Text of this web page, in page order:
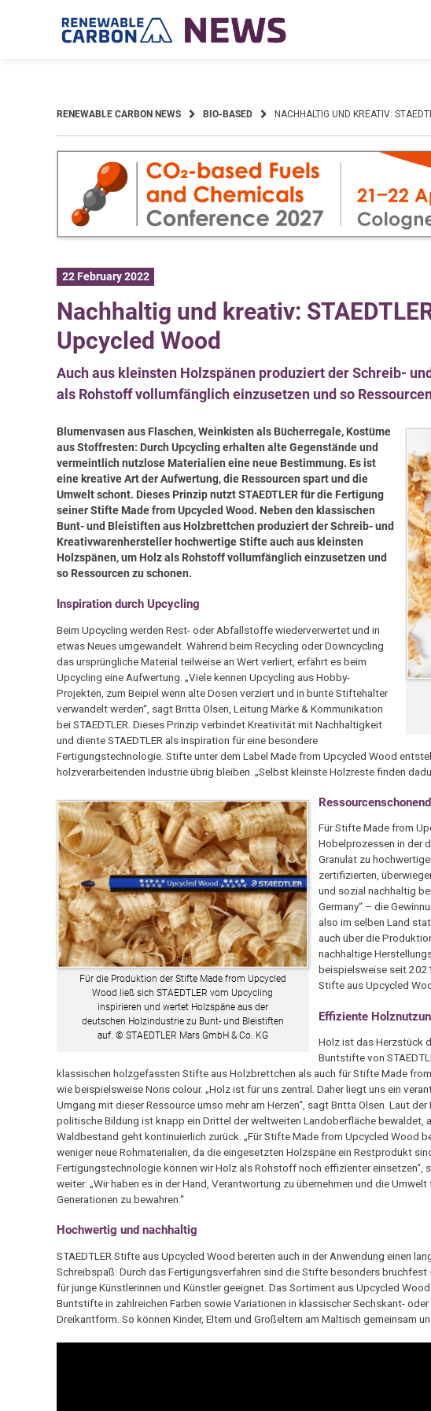
RENEWABLE CARBON NEWS BIO-BASED NACHHALTIG UND KREATIV:
22 February 2022
Nachhaltig und kreativ:
Upcycled Wood
Auch aus kleinsten Holzspänen produziert der Schreib-
als Rohstoff vollumfänglich einzusetzen und so
Blumenvasen aus Flaschen, Weinkisten als Bücherregale, Kostüme
aus Stoffresten: Durch Upcycling erhalten alte Gegenstände und
vermeintlich nutzlose Materialien eine neue Bestimmung. Es ist
eine kreative Art der Aufwertung, die Ressourcen spart und die
Umwelt schont. Dieses Prinzip nutzt STAEDTLER für die Fertigung
seiner Stifte Made from Upcycled Wood. Neben den klassischen
Bunt- und Bleistiften aus Holzbrettchen produziert der Schreib- und
Kreativwarenhersteller hochwertige Stifte auch aus kleinsten
Holzspänen, um Holz als Rohstoff vollumfänglich einzusetzen und
so Ressourcen zu schonen.
Inspiration durch Upcycling
Beim Upcycling werden Rest- oder Abfallstoffe wiederverwertet und in
etwas Neues umgewandelt. Während beim Recycling oder Downcycling
das ursprüngliche Material teilweise an Wert verliert, erfährt es beim
Upcycling eine Aufwertung. „Viele kennen Upcycling aus Hobby-
Projekten, zum Beipiel wenn alte Dosen verziert und in bunte Stiftehalter
verwandelt werden“, sagt Britta Olsen, Leitung Marke & Kommunikation
bei STAEDTLER. Dieses Prinzip verbindet Kreativität mit Nachhaltigkeit
und diente STAEDTLER als Inspiration für eine besondere
Fertigungstechnologie. Stifte unter dem Label Made from Upcycled Wood
holzverarbeitenden Industrie übrig bleiben. „Selbst kleinste Holzreste finden
Für die Produktion der Stifte Made from Upcycled
Wood ließ sich STAEDTLER vom Upcycling
inspirieren und wertet Holzspäne aus der
deutschen Holzindustrie zu Bunt- und Bleistiften
auf. © STAEDTLER Mars GmbH & Co. KG
Für Stifte Made from
Hobelprozessen in der
Granulat zu
zertifizierten,
und sozial nachhaltig
Germany“ – die
also im selben Land
auch über die
nachhaltige
beispielsweise seit
Stifte aus Upcycled
Effiziente
Holz ist das Herzstück
Buntstifte von
klassischen holzgefassten Stifte aus Holzbrettchen als auch für Stifte Made
wie beispielsweise Noris colour. „Holz ist für uns zentral. Daher liegt uns ein
Umgang mit dieser Ressource umso mehr am Herzen“, sagt Britta Olsen. Laut
politische Bildung ist knapp ein Drittel der weltweiten Landoberfläche bewaldet,
Waldbestand geht kontinuierlich zurück. „Für Stifte Made from Upcycled Wood
weniger neue Rohmaterialien, da die eingesetzten Holzspäne ein Restprodukt
Fertigungstechnologie können wir Holz als Rohstoff noch effizienter einsetzen“,
weiter: „Wir haben es in der Hand, Verantwortung zu übernehmen und die
Generationen zu bewahren.“
Hochwertig und nachhaltig
STAEDTLER Stifte aus Upcycled Wood bereiten auch in der Anwendung einen
Schreibspaß: Durch das Fertigungsverfahren sind die Stifte besonders bruchfest
für junge Künstlerinnen und Künstler geeignet. Das Sortiment aus Upcycled
Buntstifte in zahlreichen Farben sowie Variationen in klassischer Sechskant-
Dreikantform. So können Kinder, Eltern und Großeltern am Maltisch gemeinsam